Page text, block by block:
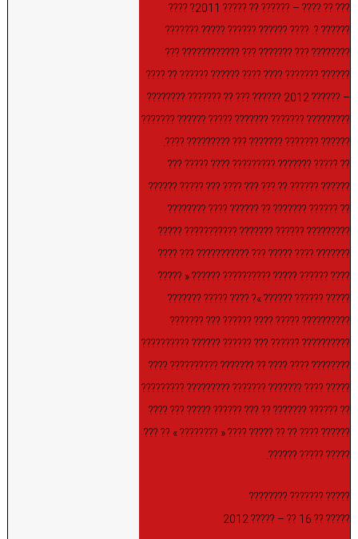
??? ?? ???? – ?????? ?? ????? 2011? ????
?????? ?. ???? ?????? ?????? ????? ???????
???????? ??? ??????? ??? ???????????? ???
?????? ??????? ???? ???? ?????? ?????? ?? ????
– ?????? 2012 ?????? ??? ?? ??????? ????????
????????? ??????? ??????? ????? ?????? ???????
?????? ??????? ??????? ??? ????????? ????.
?? ????? ??????? ????????? ???? ????? ???
?????? ?????? ?? ??? ??? ???? ??? ????? ??????
?? ?????? ??????? ?? ?????? ???? ????????
????????? ?????? ??????? ??????????? ?????
??????? ???? ????? ??? ??????????? ??? ????
???? ?????? ????? ?????????? ?????? « ?????
????? ?????? ?????? »? ???? ????? ???????
?????????? ????? ???? ?????? ??? ???????
?????????? ?????? ??? ?????? ?????? ??????????
???????? ???? ???? ?? ??????? ?????????? ????
????? ???? ??????? ??????? ????????? ?????????
?? ?????? ??????? ?? ??? ?????? ????? ??? ????
?????? ???? ?? ?? ????? ???? « ???????? » ?? ???
????? ????? ??????.
????? ??????? ????????
????? ?? 16 ?? – ????? 2012